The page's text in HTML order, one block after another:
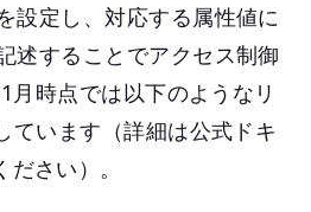
設定し、対応する属性値に
述することでアクセス制御
月時点では以下のようなリ
ています（詳細は公式ドキ
さい）。